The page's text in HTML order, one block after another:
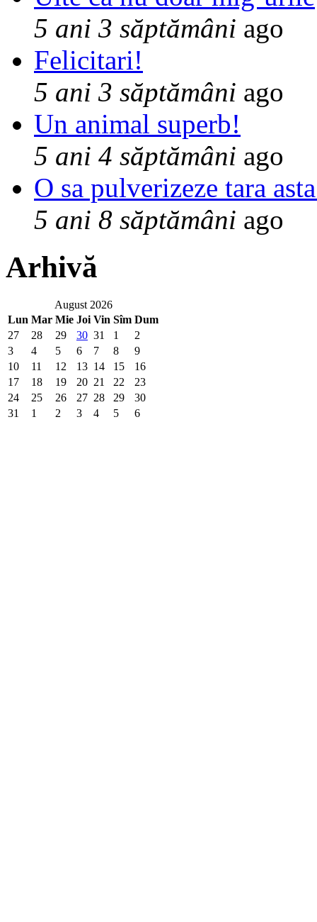
5 ani 3 săptămâni ago
Felicitari!
5 ani 3 săptămâni ago
Un animal superb!
5 ani 4 săptămâni ago
O sa pulverizeze tara
5 ani 8 săptămâni ago
Arhivă
August 2026
Lun Mar Mie Joi Vin Sîm Dum
27
28 29 30 31 1
2
3
4 5 6 7 8
9
10
11 12 13 14 15
16
17
18 19 20 21 22
23
24
25 26 27 28 29
30
31
1 2 3 4 5 6